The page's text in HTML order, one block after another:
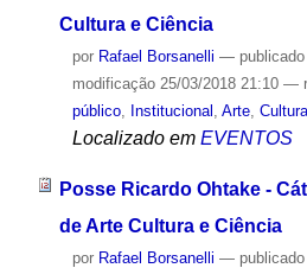
Cultura e Ciência
por Rafael Borsanelli — publicado
modificação25/03/2018 21:10 —
público, Institucional , Arte, Cultura
Localizado em EVENTOS
Posse Ricardo Ohtake -
de Arte Cultura e Ciência
por Rafael Borsanelli — publicado